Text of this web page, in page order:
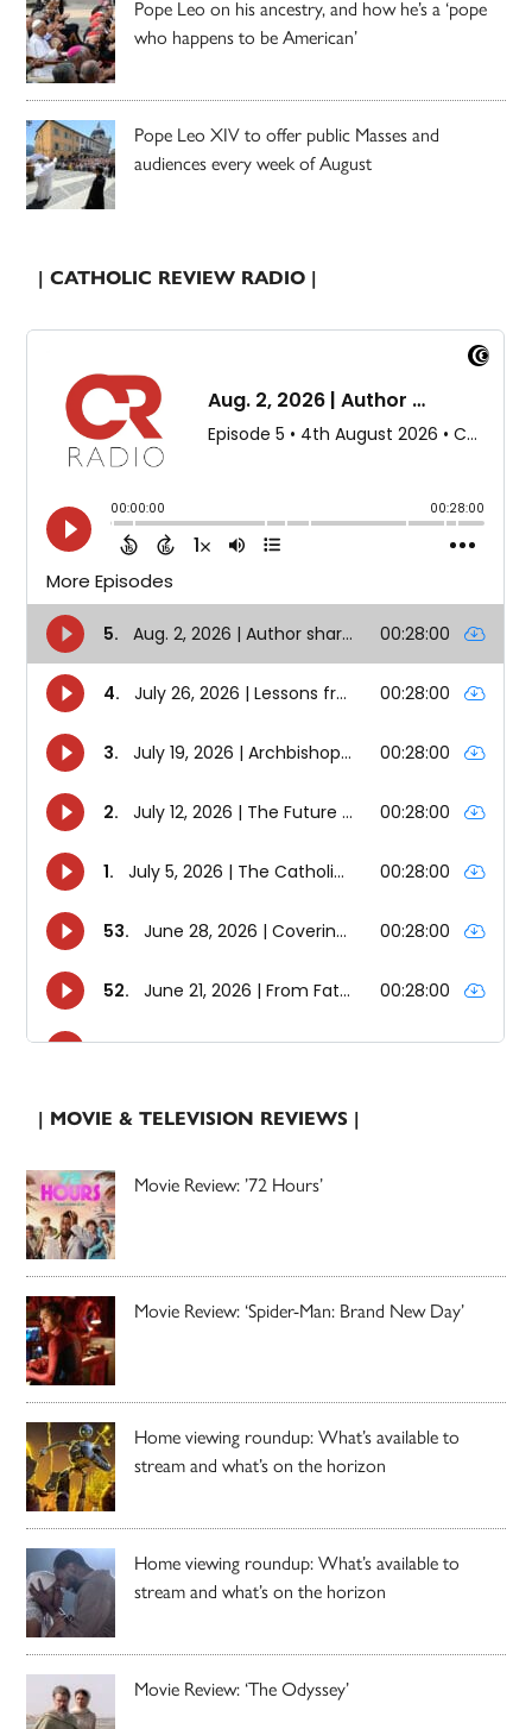
Pope Leo on his ancestry, and how he’s a ‘pope
who happens to be American’
Pope Leo XIV to offer public Masses and
audiences every week of August
| CATHOLIC REVIEW RADIO |
| MOVIE & TELEVISION REVIEWS |
Movie Review: ’72 Hours’
Movie Review: ‘Spider-Man: Brand New Day’
Home viewing roundup: What’s available to
stream and what’s on the horizon
Home viewing roundup: What’s available to
stream and what’s on the horizon
Movie Review: ‘The Odyssey’